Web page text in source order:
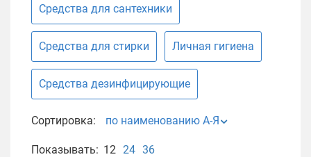
Средства для сантехники
Средства для стирки Личная гигиена
Средства дезинфицирующие
Сортировка: по наименованию А-Я
Показывать: 12 24 36